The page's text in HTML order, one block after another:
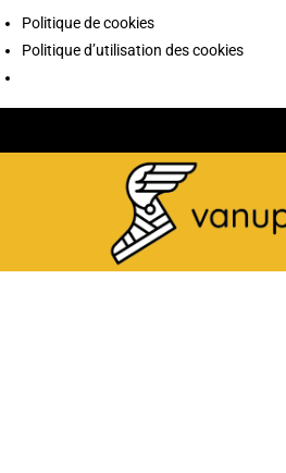
Politique de cookies
Politique d’utilisation des cookies